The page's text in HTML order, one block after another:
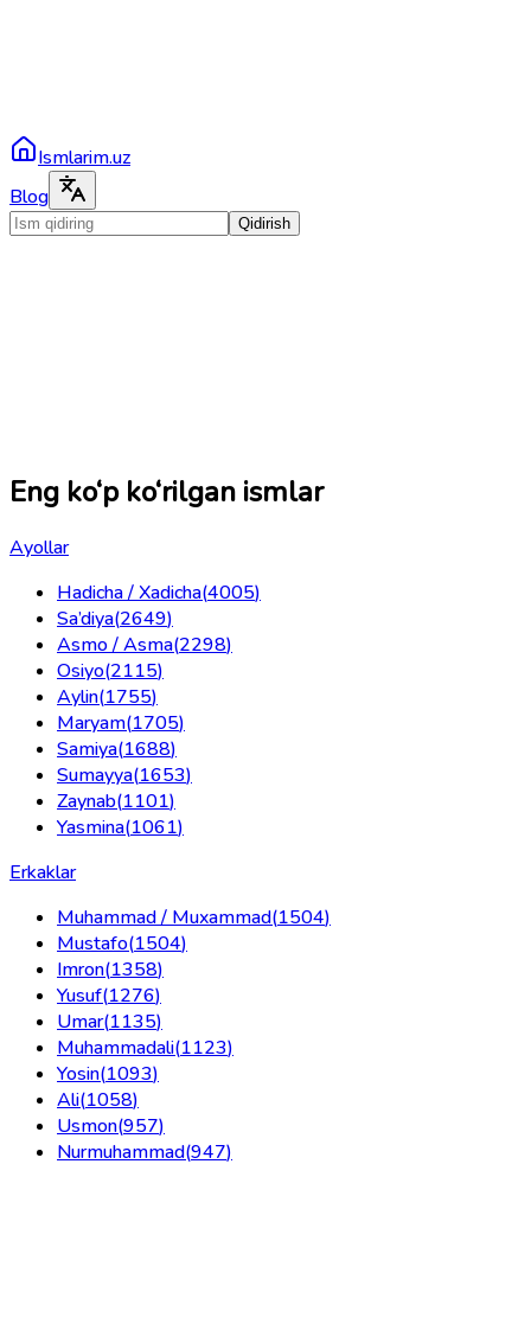
Ismlarim.uz
Blog
Qidirish
Eng ko‘p ko‘rilgan ismlar
Ayollar
Hadicha / Xadicha(4005)
Sa’diya(2649)
Asmo / Asma(2298)
Osiyo(2115)
Aylin(1755)
Maryam(1705)
Samiya(1688)
Sumayya(1653)
Zaynab(1101)
Yasmina(1061)
Erkaklar
Muhammad / Muxammad(1504)
Mustafo(1504)
Imron(1358)
Yusuf(1276)
Umar(1135)
Muhammadali(1123)
Yosin(1093)
Ali(1058)
Usmon(957)
Nurmuhammad(947)